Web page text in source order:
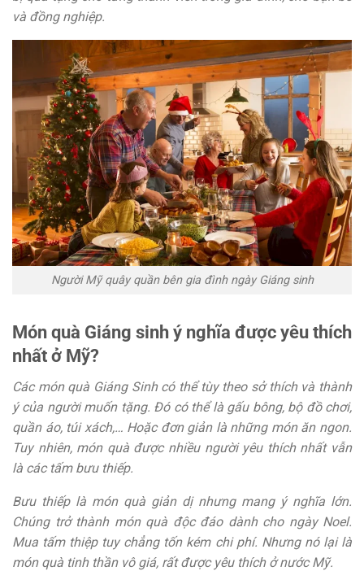
và đồng nghiệp.
Người Mỹ quây quần bên gia đình ngày Giáng sinh
Món quà Giáng sinh ý nghĩa được yêu thích
nhất ở Mỹ?
Các món quà Giáng Sinh có thể tùy theo sở thích và thành
ý của người muốn tặng. Đó có thể là gấu bông, bộ đồ chơi,
quần áo, túi xách,… Hoặc đơn giản là những món ăn ngon.
Tuy nhiên, món quà được nhiều người yêu thích nhất vẫn
là các tấm bưu thiếp.
Bưu thiếp là món quà giản dị nhưng mang ý nghĩa lớn.
Chúng trở thành món quà độc đáo dành cho ngày Noel.
Mua tấm thiệp tuy chẳng tốn kém chi phí. Nhưng nó lại là
món quà tinh thần vô giá, rất được yêu thích ở nước Mỹ.